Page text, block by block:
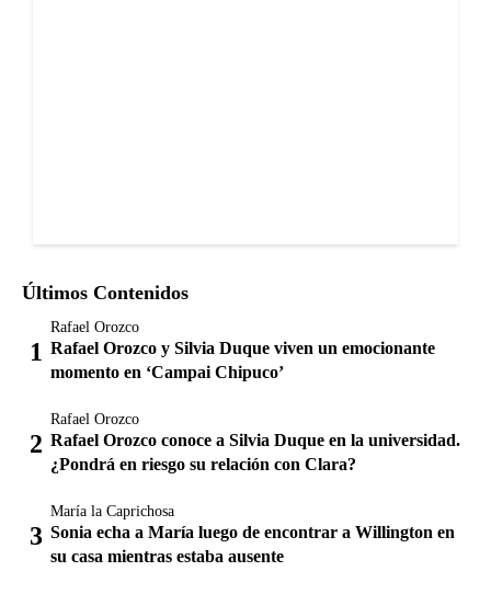
Últimos Contenidos
Rafael Orozco
Rafael Orozco y Silvia Duque viven un emocionante
momento en ‘Campai Chipuco’
Rafael Orozco
Rafael Orozco conoce a Silvia Duque en la universidad.
¿Pondrá en riesgo su relación con Clara?
María la Caprichosa
Sonia echa a María luego de encontrar a Willington en
su casa mientras estaba ausente